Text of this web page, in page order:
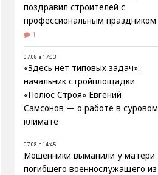
поздравил строителей с
профессиональным праздником
1
07.08 в 17:03
«Здесь нет типовых задач»:
начальник стройплощадки
«Полюс Строя» Евгений
Самсонов — о работе в суровом
климате
07.08 в 14:45
Мошенники выманили у матери
погибшего военнослужащего из